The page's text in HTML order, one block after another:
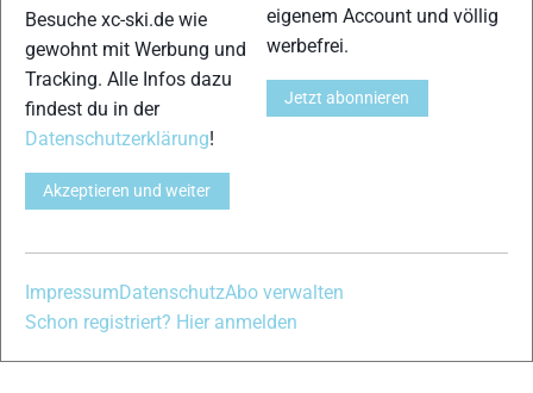
Abfahrtsverhalten 15 von 15
Gesamtnote
Der Testsieger in dieser Kategorie mit Top-Noten und eher
ausgewogener Ski.
VERWANDTE ARTIKEL
Besuche xc-ski.de wie
gewohnt mit Werbung und
Tracking. Alle Infos dazu
findest du in der
Datenschutzerklärung!
Akzeptieren und weiter
eigenem Account und völlig
werbefrei.
Jetzt abonnieren
ImpressumDatenschutzAbo verwalten
Schon registriert? Hier anmelden